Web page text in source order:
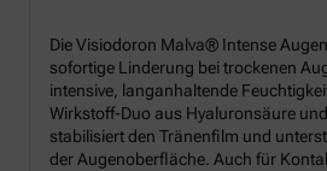
Die Visiodoron Malva® Intense
sofortige Linderung bei trockenen
intensive, langanhaltende
Wirkstoff-Duo aus Hyaluronsäure
stabilisiert den Tränenfilm und
der Augenoberfläche. Auch für